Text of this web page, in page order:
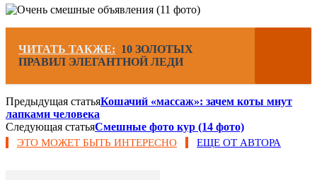
ЧИТАТЬ ТАКЖЕ: 10 ЗОЛОТЫХ
ПРАВИЛ ЭЛЕГАНТНОЙ ЛЕДИ
Предыдущая статьяКошачий «массаж»: зачем коты мнут
лапками человека
Следующая статьяСмешные фото кур (14 фото)
ЭТО МОЖЕТ БЫТЬ ИНТЕРЕСНО ЕЩЕ ОТ АВТОРА